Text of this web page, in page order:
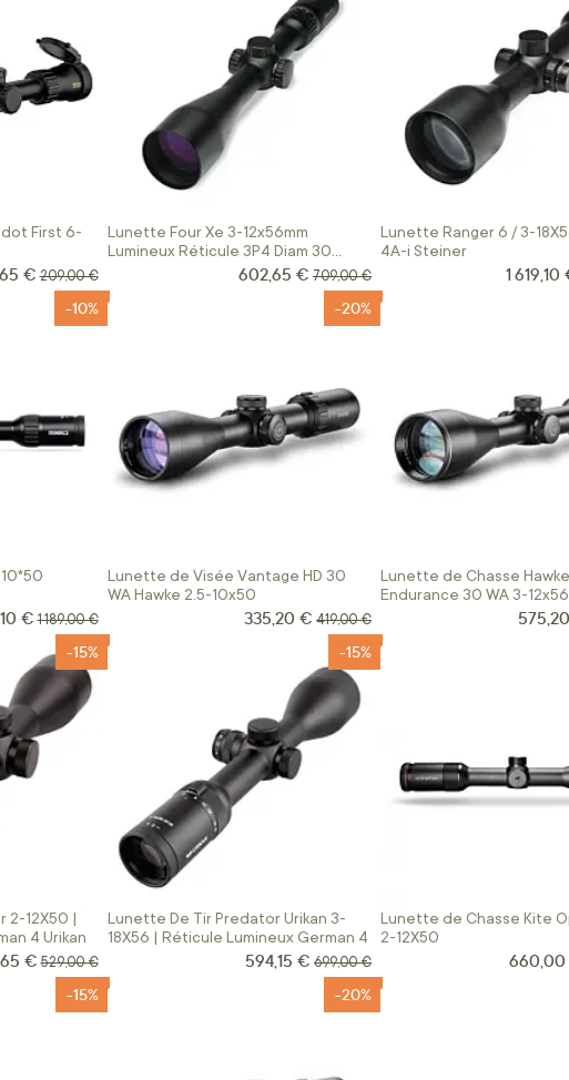
First 6-
Spécial
€ Prix normal
209,00 €
Lunette Four Xe 3-12x56mm
Lumineux Réticule 3P4 Diam 30
Prix Spécial
602,65 € Prix normal
709,00 €
Lunette Ranger 6 / 3-
4A-i Steiner
Prix
1 619,10
-10%
€ Prix normal
1 189,00 €
Lunette de Visée Vantage HD 30
WA Hawke 2.5-10x50
-20%
Prix Spécial
335,20 € Prix normal
419,00 €
Lunette de Chasse Hawke
Endurance 30 WA 3-12x56
Prix
2-12X50 |
4 Urikan
-15%
€ Prix normal
529,00 €
Lunette De Tir Predator Urikan 3-
18X56 | Réticule Lumineux German 4
-15%
Prix Spécial
594,15 € Prix normal
699,00 €
Lunette de Chasse Kite
2-12X50
Prix
-15% -20%